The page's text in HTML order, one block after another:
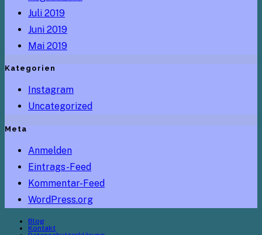
Juli 2019
Juni 2019
Mai 2019
Kategorien
Instagram
Uncategorized
Meta
Anmelden
Eintrags-Feed
Kommentar-Feed
WordPress.org
Blog
Kontakt